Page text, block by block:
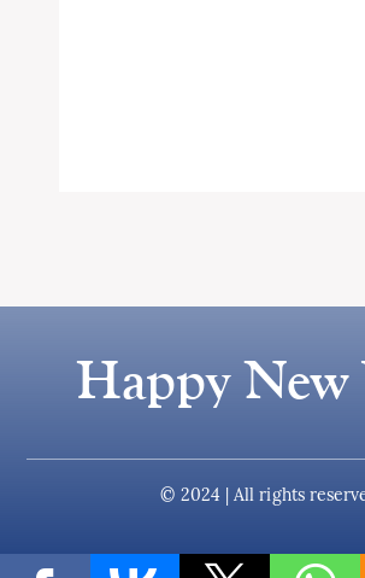
Happy New
© 2024 | All rights